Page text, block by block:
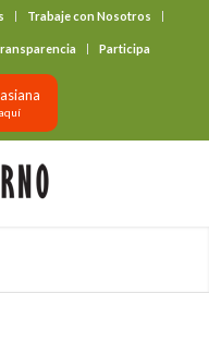
Trabaje con Nosotros
Participa